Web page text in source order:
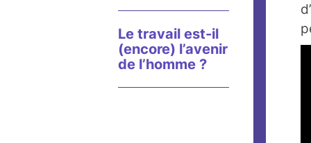
Le travail est-il
(encore) l’avenir
de l’homme ?